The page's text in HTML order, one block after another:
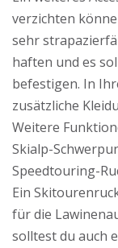
verzichten
sehr
haften und es
befestigen. In
zusätzliche
Weitere
Skialp-
Speedtouring-
Ein
für die
solltest du auch